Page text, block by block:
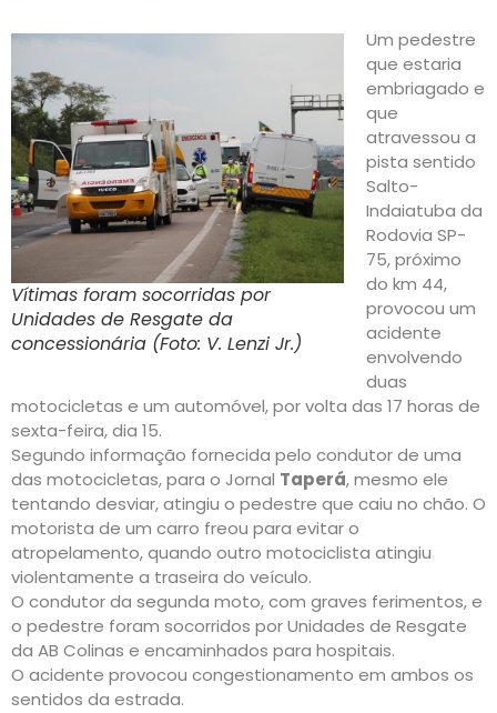
Vítimas foram socorridas por
Unidades de Resgate da
concessionária (Foto: V. Lenzi Jr.)
Um pedestre
que estaria
embriagado e
que
atravessou a
pista sentido
Salto-
Indaiatuba da
Rodovia SP-
75, próximo
do km 44,
provocou um
acidente
envolvendo
duas
motocicletas e um automóvel, por volta das 17 horas de
sexta-feira, dia 15.
Segundo informação fornecida pelo condutor de uma
das motocicletas, para o Jornal Taperá, mesmo ele
tentando desviar, atingiu o pedestre que caiu no chão. O
motorista de um carro freou para evitar o
atropelamento, quando outro motociclista atingiu
violentamente a traseira do veículo.
O condutor da segunda moto, com graves ferimentos, e
o pedestre foram socorridos por Unidades de Resgate
da AB Colinas e encaminhados para hospitais.
O acidente provocou congestionamento em ambos os
sentidos da estrada.